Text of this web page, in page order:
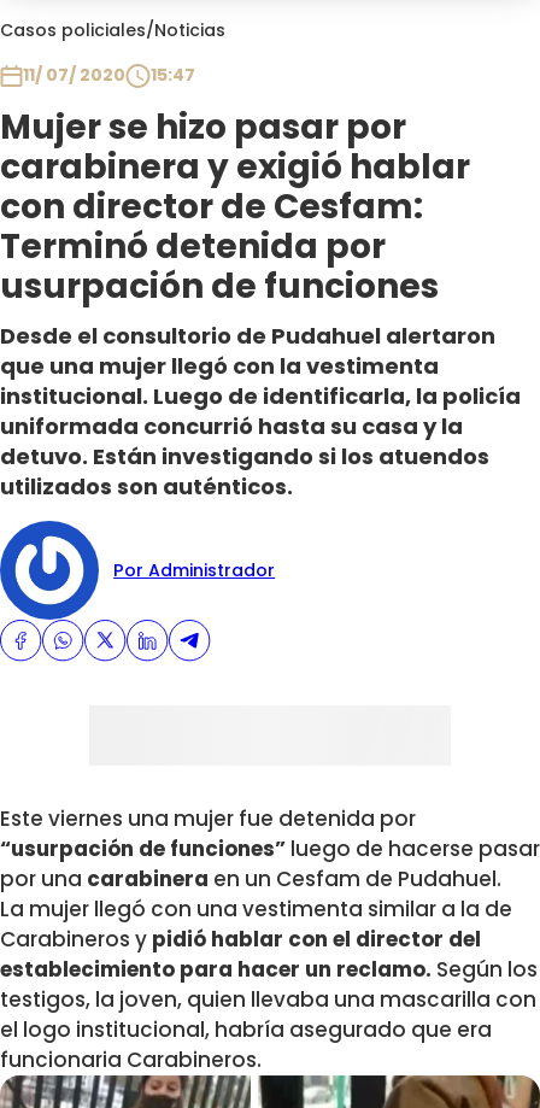
Casos policiales/Noticias
11/ 07/ 2020
15:47
Mujer se hizo pasar por
carabinera y exigió hablar
con director de Cesfam:
Terminó detenida por
usurpación de funciones
Desde el consultorio de Pudahuel alertaron
que una mujer llegó con la vestimenta
institucional. Luego de identificarla, la policía
uniformada concurrió hasta su casa y la
detuvo. Están investigando si los atuendos
utilizados son auténticos.
Por Administrador
Este viernes una mujer fue detenida por
“usurpación de funciones” luego de hacerse pasar
por una carabinera en un Cesfam de Pudahuel.
La mujer llegó con una vestimenta similar a la de
Carabineros y pidió hablar con el director del
establecimiento para hacer un reclamo. Según los
testigos, la joven, quien llevaba una mascarilla con
el logo institucional, habría asegurado que era
funcionaria Carabineros.
Club De La Comedia
Plan Perfecto
El Tiempo
Sabingo
Todos Los Programas